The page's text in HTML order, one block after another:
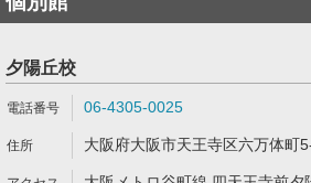
夕陽丘校
06-4305-0025
大阪府大阪市天王寺区六万体町